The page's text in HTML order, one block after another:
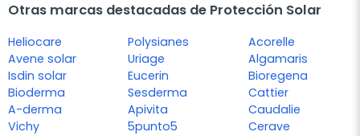
Otras marcas destacadas de Protección Solar
Heliocare
Avene solar
Isdin solar
Bioderma
A-derma
Vichy
Polysianes
Uriage
Eucerin
Sesderma
Apivita
5punto5
Acorelle
Algamaris
Bioregena
Cattier
Caudalie
Cerave